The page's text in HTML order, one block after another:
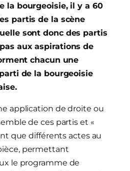
la bourgeoisie, il y a 60
partis de la scène
sont donc des partis
aux aspirations de
chacun une
de la bourgeoisie
application de droite ou
de ces partis et «
que différents actes au
permettant
le programme de